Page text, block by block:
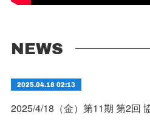
NEWS
2025.04.18 02:13
2025/4/18（金）第11期 第2回